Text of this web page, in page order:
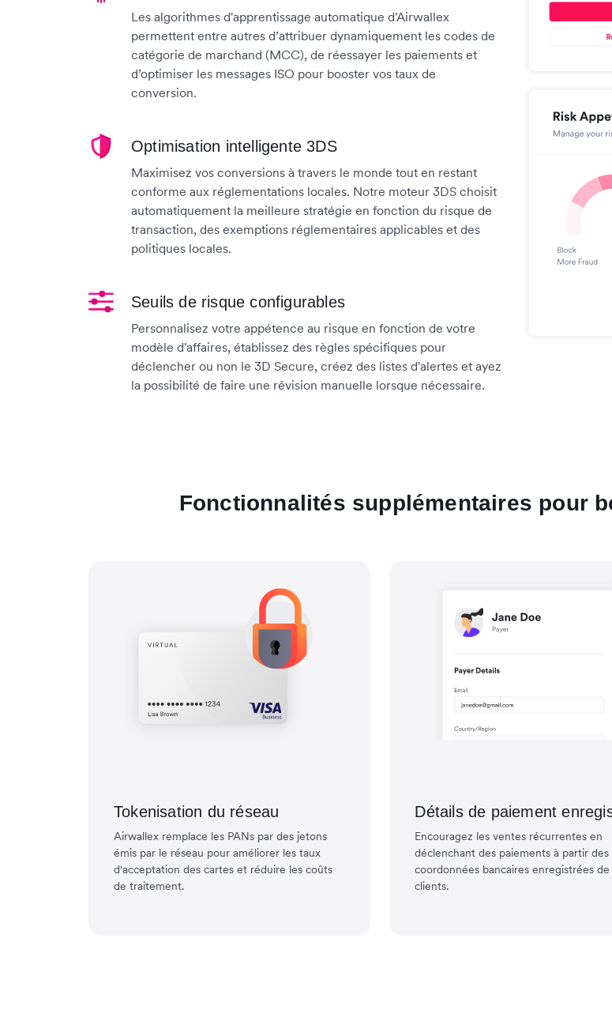
Les algorithmes d'apprentissage automatique d'Airwallex
permettent entre autres d’attribuer dynamiquement les codes de
catégorie de marchand (MCC), de réessayer les paiements et
d’optimiser les messages ISO pour booster vos taux de
conversion.
Optimisation intelligente 3DS
Maximisez vos conversions à travers le monde tout en restant
conforme aux réglementations locales. Notre moteur 3DS choisit
automatiquement la meilleure stratégie en fonction du risque de
transaction, des exemptions réglementaires applicables et des
politiques locales.
Seuils de risque configurables
Personnalisez votre appétence au risque en fonction de votre
modèle d'affaires, établissez des règles spécifiques pour
déclencher ou non le 3D Secure, créez des listes d'alertes et ayez
la possibilité de faire une révision manuelle lorsque nécessaire.
Fonctionnalités supplémentaires pour
Tokenisation du réseau
Airwallex remplace les PANs par des jetons
émis par le réseau pour améliorer les taux
d'acceptation des cartes et réduire les coûts
de traitement.
Détails de paiement
Encouragez les ventes récurrentes en
déclenchant des paiements à partir des
coordonnées bancaires enregistrées de
clients.